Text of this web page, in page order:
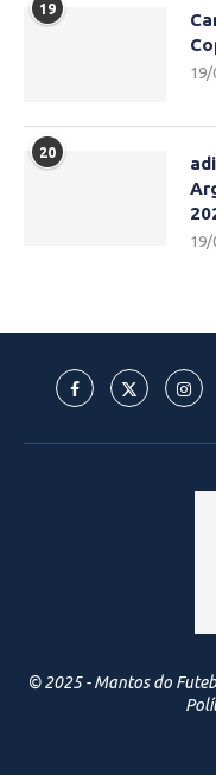
19
19/
20
19/
© 2025 - Mantos do